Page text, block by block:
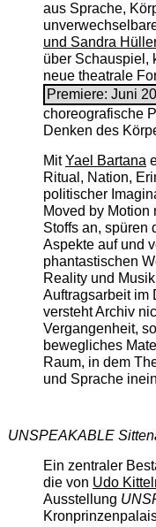
aus Sprache,
und Sandra
über Schauspiel,
neue theatrale
Premiere: Juni
choreografische
Denken des
MitYael Bartana
Ritual, Nation,
politischer
Moved by
Stoffs an, spüren
Aspekte auf und
phantastischen
Reality und
Auftragsarbeit im
versteht Archiv
Vergangenheit,
bewegliches
Raum, in dem
und Sprache
UNSPEAKABLE
Ein zentraler
die von Udo
Ausstellung